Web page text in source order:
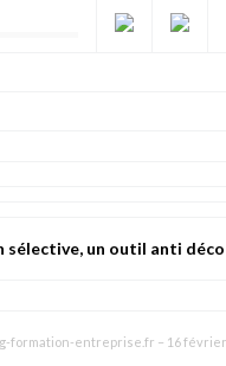
sélective, un outil anti
formation-entreprise.fr – 16 février